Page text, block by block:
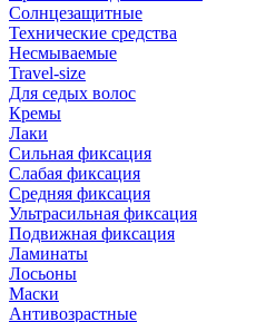
Солнцезащитные
Технические средства
Несмываемые
Travel-size
Для седых волос
Кремы
Лаки
Сильная фиксация
Слабая фиксация
Средняя фиксация
Ультрасильная фиксация
Подвижная фиксация
Ламинаты
Лосьоны
Маски
Антивозрастные